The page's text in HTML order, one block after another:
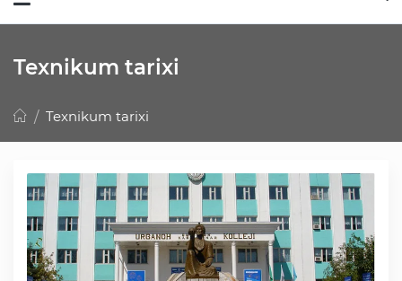
Texnikumga o‘quvchilarni qabul qilish
Matbuot xizmati
Yangiliklar
E'lon va tadbirlar
Texnikum tarixi
Texnikum tarixi